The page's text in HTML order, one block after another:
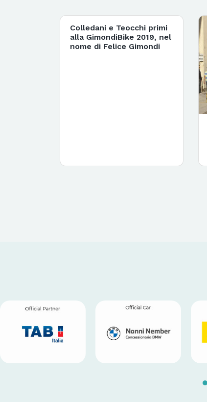
Colledani e Teocchi primi
alla GimondiBike 2019, nel
nome di Felice Gimondi